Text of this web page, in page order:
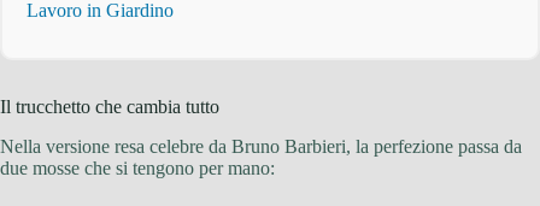
Lavoro in Giardino
Il trucchetto che cambia tutto
Nella versione resa celebre da Bruno Barbieri, la perfezione passa da
due mosse che si tengono per mano: